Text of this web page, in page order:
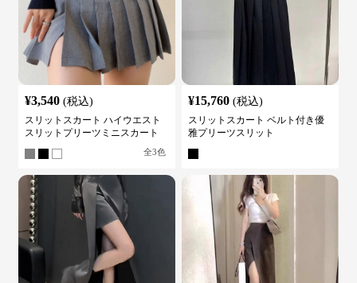
¥3,540 (税込)
スリットスカート ハイウエスト
スリットプリーツミニスカート
全3色
¥15,760 (税込)
スリットスカート ベルト付き優
雅プリーツスリット